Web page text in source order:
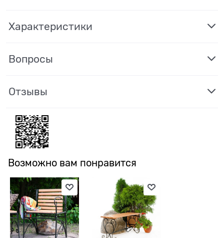
Характеристики
Вопросы
Отзывы
Возможно вам понравится